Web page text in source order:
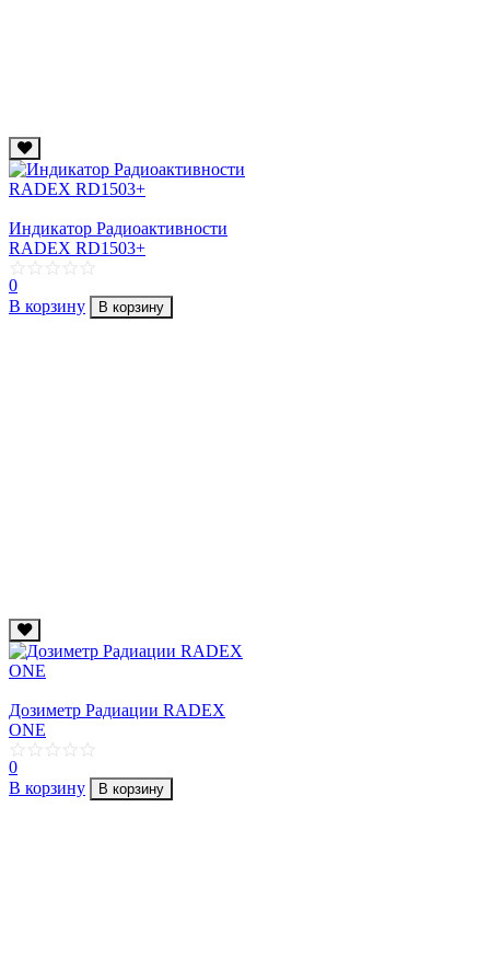
Индикатор Радиоактивности
RADEX RD1503+
0
В корзину
В корзину
Дозиметр Радиации RADEX
ONE
0
В корзину
В корзину